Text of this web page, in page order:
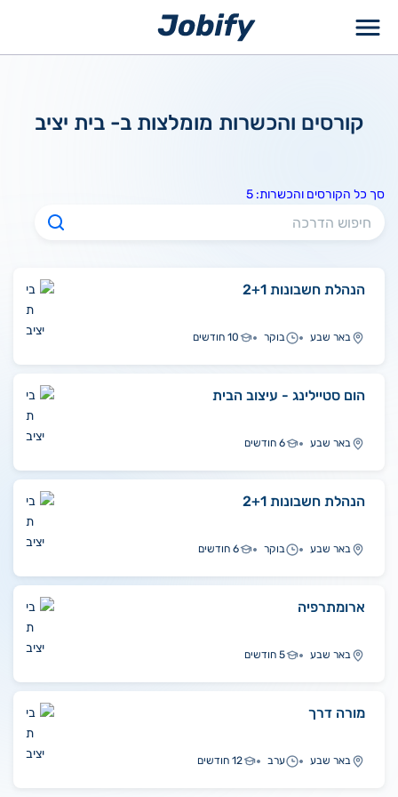
קורסים והכשרות מומלצות ב- בית יציב
סך כל הקורסים והכשרות: 5
הנהלת חשבונות 2+1
באר שבע בוקר 10 חודשים
הום סטיילינג - עיצוב הבית
באר שבע 6 חודשים
הנהלת חשבונות 2+1
באר שבע בוקר 6 חודשים
ארומתרפיה
באר שבע 5 חודשים
מורה דרך
באר שבע ערב 12 חודשים